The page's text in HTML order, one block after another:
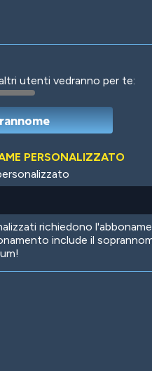
utenti vedranno per te:
PERSONALIZZATO
richiedono
include il